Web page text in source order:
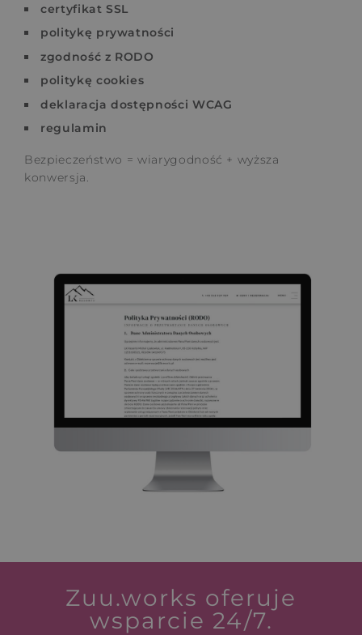
certyfikat SSL
politykę prywatności
zgodność z RODO
politykę cookies
deklaracja dostępności WCAG
regulamin
Bezpieczeństwo = wiarygodność + wyższa
konwersja.
Zuu.works oferuje
wsparcie 24/7.